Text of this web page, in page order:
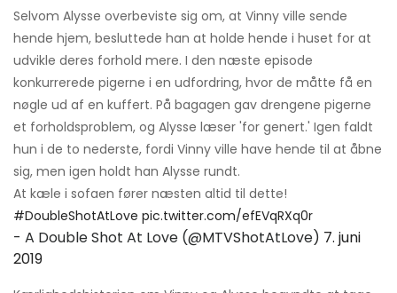
Selvom Alysse overbeviste sig om, at Vinny ville sende
hende hjem, besluttede han at holde hende i huset for at
udvikle deres forhold mere. I den næste episode
konkurrerede pigerne i en udfordring, hvor de måtte få en
nøgle ud af en kuffert. På bagagen gav drengene pigerne
et forholdsproblem, og Alysse læser 'for genert.' Igen faldt
hun i de to nederste, fordi Vinny ville have hende til at åbne
sig, men igen holdt han Alysse rundt.
At kæle i sofaen fører næsten altid til dette!
#DoubleShotAtLove pic.twitter.com/efEVqRXq0r
- A Double Shot At Love (@MTVShotAtLove) 7. juni
2019